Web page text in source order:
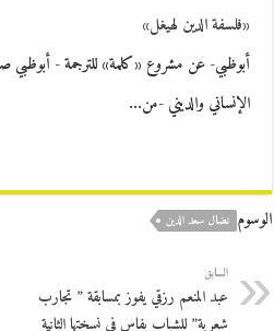
«فلسفة الدين لهيغل»
أبوظبي- عن مشروع «كلمة» للترجمة - أبوظبي
الإنساني والديني -من…
الوسوم نضال سعد الدين
السابق
عبد المنعم رزقي يفوز بمسابقة ” تجارب
شعرية” للشباب بفاس في نسختها الثانية